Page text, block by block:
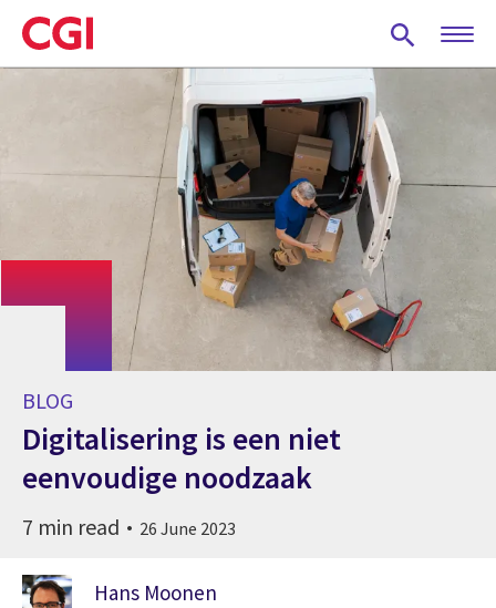
Skip
to
main
BLOG
Digitalisering is een niet
eenvoudige noodzaak
7 min read 26 June 2023
Hans Moonen